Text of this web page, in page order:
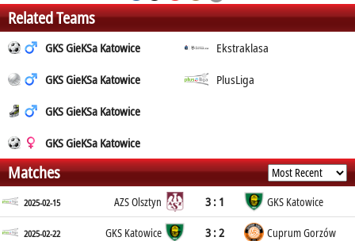
Related Teams
GKS GieKSa Katowice
Ekstraklasa
GKS GieKSa Katowice
PlusLiga
GKS GieKSa Katowice
GKS GieKSa Katowice
Matches
2025-02-15 AZS Olsztyn 3 : 1 GKS Katowice
2025-02-22 GKS Katowice 3 : 2 Cuprum Gorzów